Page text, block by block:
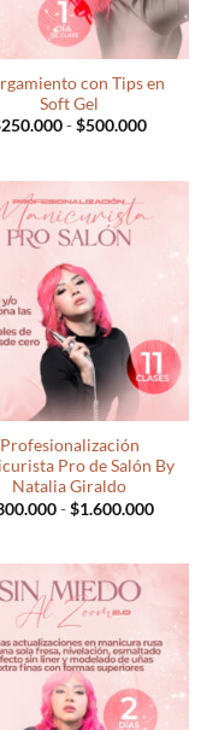
con Tips en
Soft Gel
250.000-$500.000Rango
Profesionalización
Pro de Salón By
Natalia Giraldo
- $1.600.000Rango